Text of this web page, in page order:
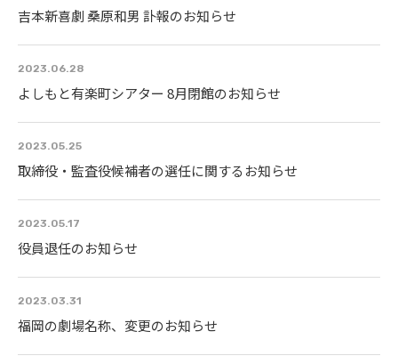
吉本新喜劇 桑原和男 訃報のお知らせ
2023.06.28
よしもと有楽町シアター 8月閉館のお知らせ
2023.05.25
取締役・監査役候補者の選任に関するお知らせ
2023.05.17
役員退任のお知らせ
2023.03.31
福岡の劇場名称、変更のお知らせ